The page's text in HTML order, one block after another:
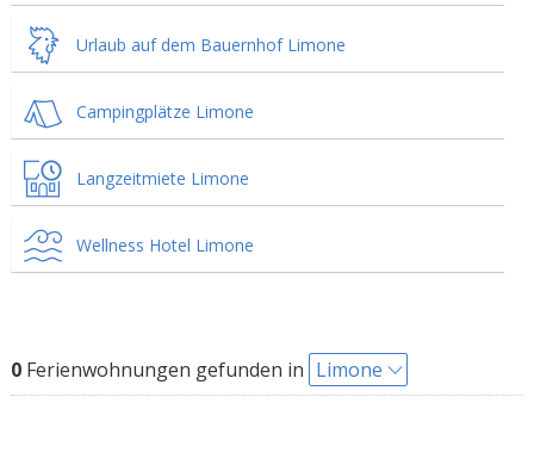
Urlaub auf dem Bauernhof Limone
Campingplätze Limone
Langzeitmiete Limone
Wellness Hotel Limone
0Ferienwohnungen gefunden in Limone